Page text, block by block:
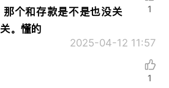
个和存款是不是也没关
。懂的
2025-04-12 11:57
1
1